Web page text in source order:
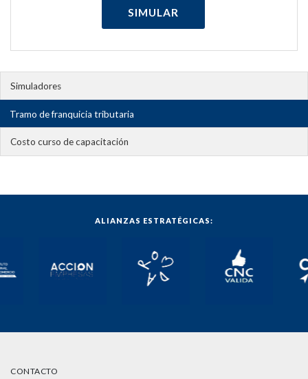
Simuladores
Tramo de franquicia tributaria
Costo curso de capacitación
ALIANZAS ESTRATÉGICAS:
CONTACTO